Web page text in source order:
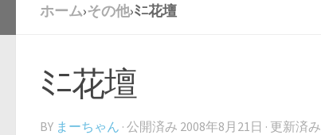
ホーム›その他›ﾐﾆ花壇
ﾐﾆ花壇
BY まーちゃん · 公開済み 2008年8月21日 · 更新済み